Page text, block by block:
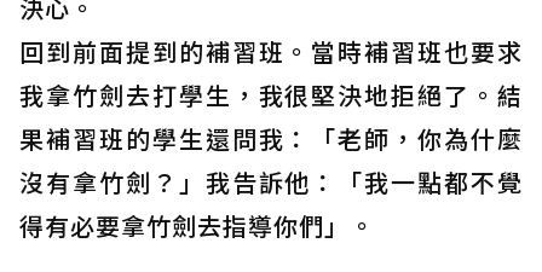
決心。
回到前面提到的補習班。當時補習班也要求
我拿竹劍去打學生，我很堅決地拒絕了。結
果補習班的學生還問我：「老師，你為什麼
沒有拿竹劍？」我告訴他：「我一點都不覺
得有必要拿竹劍去指導你們」。